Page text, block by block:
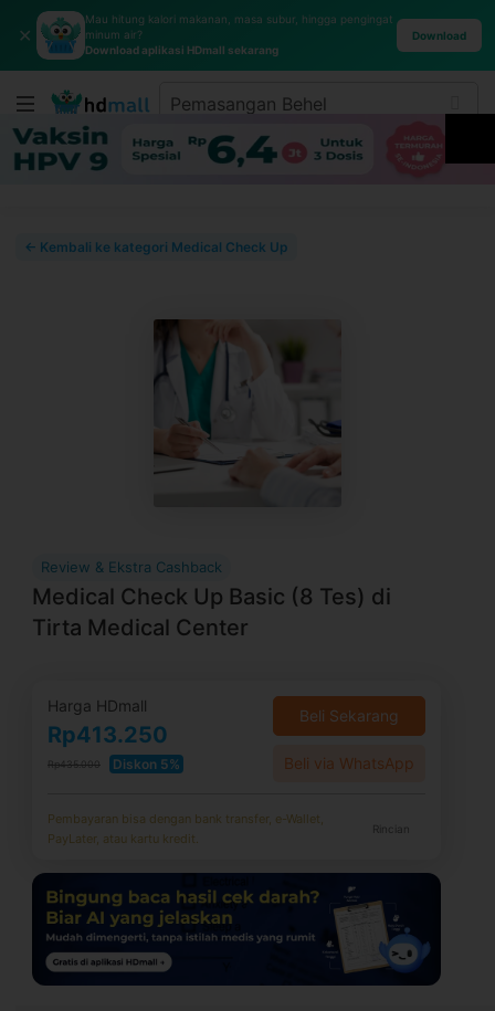
✕
Mau hitung kalori makanan, masa subur, hingga pengingat
minum air?
Download aplikasi HDmall sekarang
Download
← Kembali ke kategori Medical Check Up
Review & Ekstra Cashback
Medical Check Up Basic (8 Tes) di
Tirta Medical Center
Harga HDmall
Rp413.250
Rp435.000 Diskon 5%
Beli Sekarang
Beli via WhatsApp
Pembayaran bisa dengan bank transfer, e-Wallet,
PayLater, atau kartu kredit.
Rincian